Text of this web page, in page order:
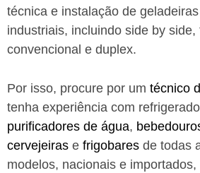
técnica e instalação de
industriais, incluindo side by side,
convencional e duplex.
Por isso, procure por um técnico
tenha experiência com
purificadores de água,
cervejeiras e frigobares de todas
modelos, nacionais e